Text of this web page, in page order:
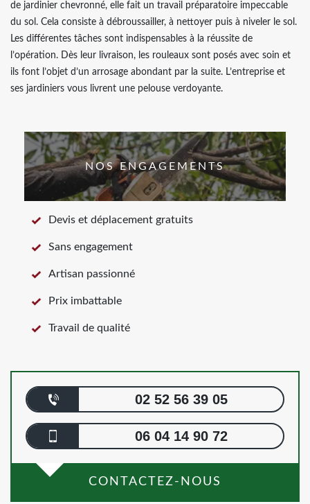
de jardinier chevronné, elle fait un travail préparatoire impeccable
du sol. Cela consiste à débroussailler, à nettoyer puis à niveler le sol.
Les différentes tâches sont indispensables à la réussite de
l’opération. Dès leur livraison, les rouleaux sont posés avec soin et
ils font l’objet d’un arrosage abondant par la suite. L’entreprise et
ses jardiniers vous livrent une pelouse verdoyante.
NOS ENGAGEMENTS
Devis et déplacement gratuits
Sans engagement
Artisan passionné
Prix imbattable
Travail de qualité
02 52 56 39 05
06 04 14 90 72
CONTACTEZ-NOUS